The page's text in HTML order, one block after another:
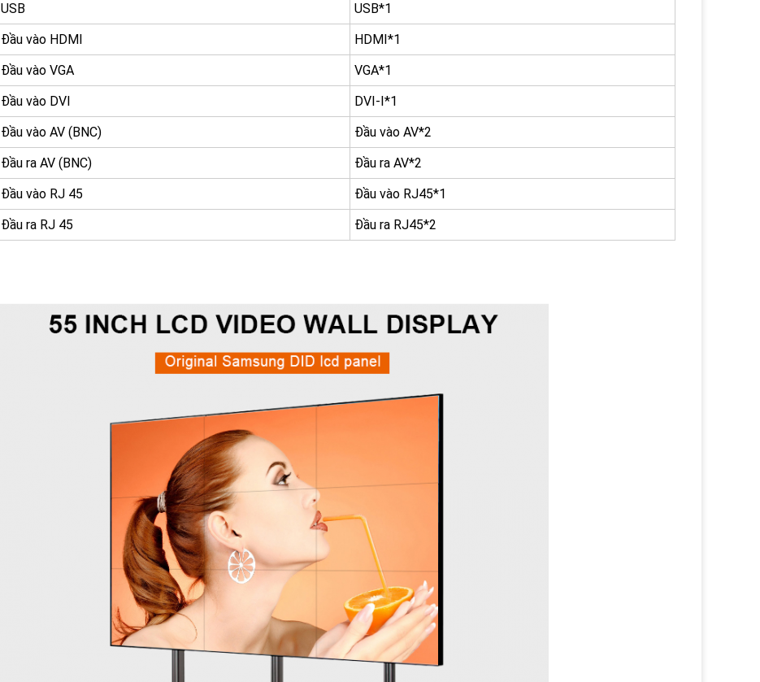
USB
USB*1
Đầu vào HDMI
HDMI*1
Đầu vào VGA
VGA*1
Đầu vào DVI
DVI-I*1
Đầu vào AV (BNC)
Đầu vào AV*2
Đầu ra AV (BNC)
Đầu ra AV*2
Đầu vào RJ 45
Đầu vào RJ45*1
Đầu ra RJ 45
Đầu ra RJ45*2